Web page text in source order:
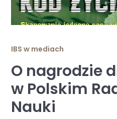
IBS w mediach
O nagrodzie
w Polskim
Nauki